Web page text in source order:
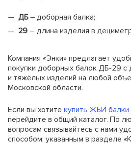
Захват крановый
ДБ ‒ доборная балка;
29 – длина изделия в
Компания «Энки» предлагает
покупки доборных балок ДБ-29 с
и тяжёлых изделий на любой
Московской области.
Еcли вы хотите купить ЖБИ балки
перейдите в общий каталог. По
вопросам связывайтесь с нами
способом, указанным в разделе